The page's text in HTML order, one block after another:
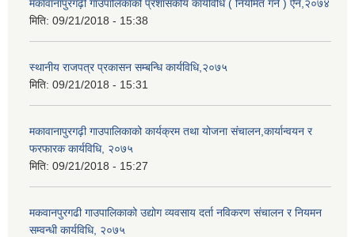
मकावानापुरगढ़ी गाउपालिकाको प्रशासकीय कार्यविधि ( नियमिंत गर्ने ) ऐन,२०७४
मिति: 09/21/2018 - 15:38
स्थानीय राजपत्र प्रकासन सम्बन्धि कार्यविधि,२०७५
मिति: 09/21/2018 - 15:31
मकावानापुरगढ़ी गाउपालिकाको कार्यक्रम तथा योजना संचालन,कार्यान्वयन र
फरफारक कार्यविधि, २०७५
मिति: 09/21/2018 - 15:27
मकवानपुरगढी गाउपालिकाको उद्योग व्यवसाय दर्ता नविकरण संचालन र नियमन
सम्वन्धी कार्यविधि, २०७५